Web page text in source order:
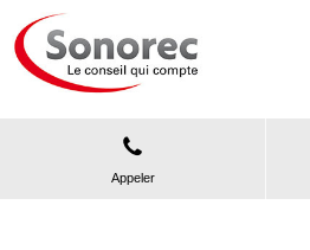
Appeler